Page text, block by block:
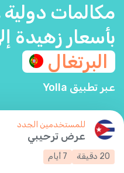
مكالمات دولية
بأسعار زهيدة
البرتغال
عبر تطبيق Yolla
للمستخدمين الجدد
عرض ترحيبي
20 دقيقة 7 أيام